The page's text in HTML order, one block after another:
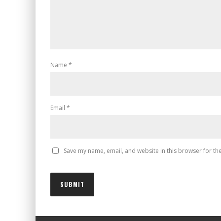
Name *
Email *
Save my name, email, and website in this browser for